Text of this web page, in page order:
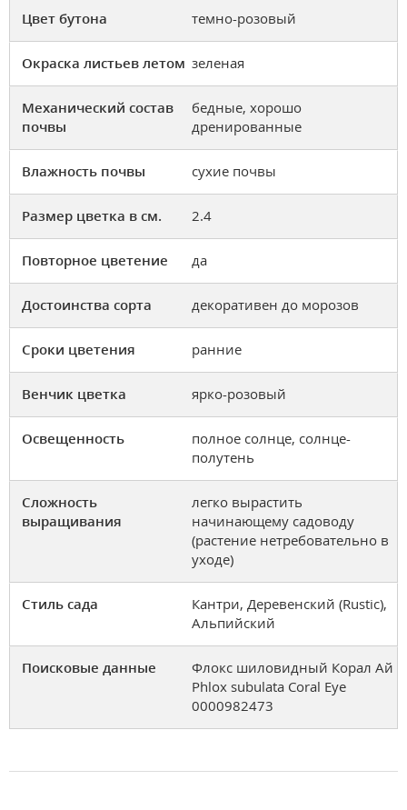
Цвет бутона темно-розовый
Окраска листьев летом зеленая
Механический состав
почвы
бедные, хорошо
дренированные
Влажность почвы сухие почвы
Размер цветка в см. 2.4
Повторное цветение да
Достоинства сорта декоративен до морозов
Сроки цветения ранние
Венчик цветка ярко-розовый
Освещенность
полное солнце, солнце-
полутень
Сложность
выращивания
легко вырастить
начинающему садоводу
(растение нетребовательно в
уходе)
Стиль сада
Кантри, Деревенский (Rustic),
Альпийский
Поисковые данные
Флокс шиловидный Корал Ай
Phlox subulata Coral Eye
0000982473